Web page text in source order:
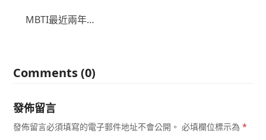
MBTI最近兩年…
Comments (0)
發佈留言
發佈留言必須填寫的電子郵件地址不會公開。 必填欄位標示為*